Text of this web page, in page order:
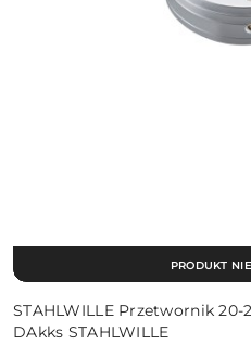
STAHLWILLE Przetwornik
DAkks STAHLWILLE
PRODUKT